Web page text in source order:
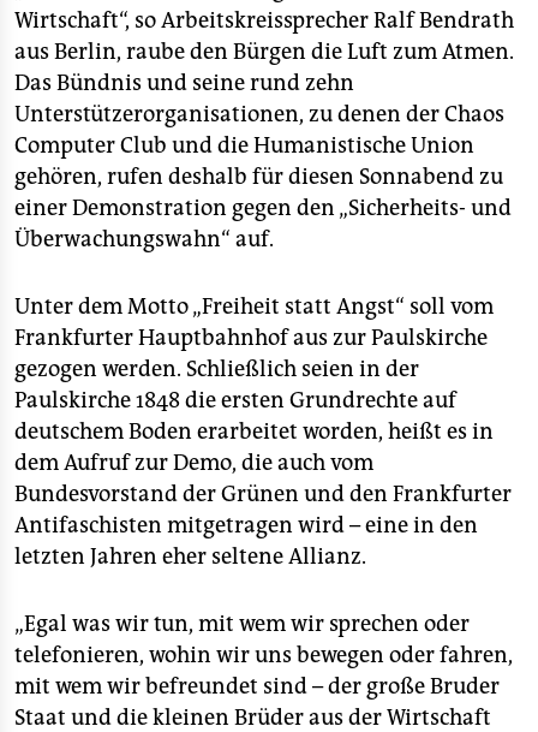
shop
fragen & hilfe
unterstützen
abo
genossenschaft
Wirtschaft“, so Arbeitskreissprecher Ralf Bendrath
aus Berlin, raube den Bürgen die Luft zum Atmen.
Das Bündnis und seine rund zehn
Unterstützerorganisationen, zu denen der Chaos
Computer Club und die Humanistische Union
gehören, rufen deshalb für diesen Sonnabend zu
einer Demonstration gegen den „Sicherheits- und
Überwachungswahn“ auf.
Unter dem Motto „Freiheit statt Angst“ soll vom
Frankfurter Hauptbahnhof aus zur Paulskirche
gezogen werden. Schließlich seien in der
Paulskirche 1848 die ersten Grundrechte auf
deutschem Boden erarbeitet worden, heißt es in
dem Aufruf zur Demo, die auch vom
Bundesvorstand der Grünen und den Frankfurter
Antifaschisten mitgetragen wird – eine in den
letzten Jahren eher seltene Allianz.
„Egal was wir tun, mit wem wir sprechen oder
telefonieren, wohin wir uns bewegen oder fahren,
mit wem wir befreundet sind – der große Bruder
Staat und die kleinen Brüder aus der Wirtschaft